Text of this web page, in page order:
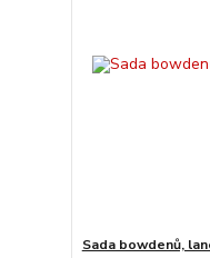
Sada bowdenů,